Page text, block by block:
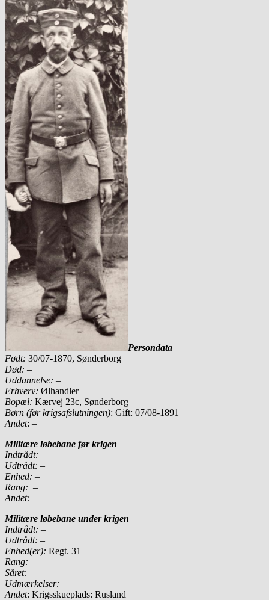
Persondata
Født: 30/07-1870, Sønderborg
Død: –
Uddannelse: –
Erhverv: Ølhandler
Bopæl: Kærvej 23c, Sønderborg
Børn (før krigsafslutningen): Gift: 07/08-1891
Andet: –
Militære løbebane før krigen
Indtrådt: –
Udtrådt: –
Enhed: –
Rang: –
Andet: –
Militære løbebane under krigen
Indtrådt: –
Udtrådt: –
Enhed(er): Regt. 31
Rang: –
Såret: –
Udmærkelser:
Andet: Krigsskueplads: Rusland